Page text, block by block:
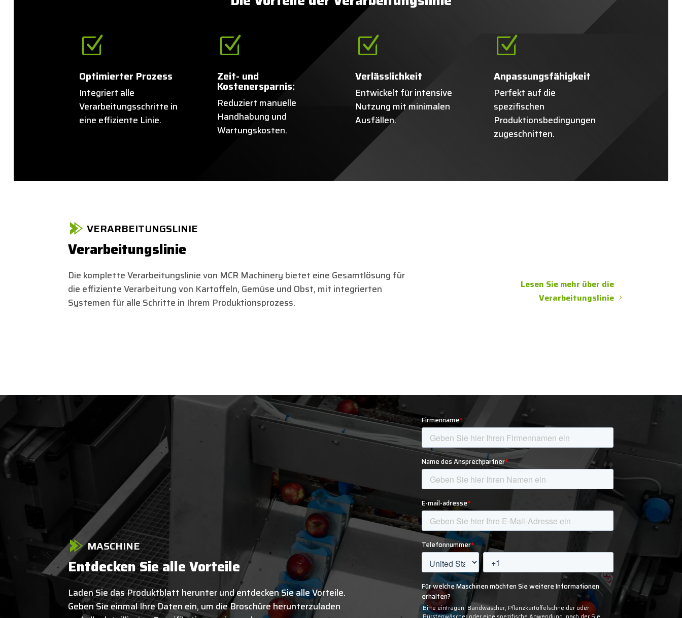
Z
Optimierter Prozess
Integriert alle
Verarbeitungsschritte in
eine effiziente Linie.
Z
Zeit- und
Kostenersparnis:
Reduziert manuelle
Handhabung und
Wartungskosten.
Z
Verlässlichkeit
Entwickelt für intensive
Nutzung mit minimalen
Ausfällen.
Z
Anpassungsfähigkeit
Perfekt auf die
spezifischen
Produktionsbedingungen
zugeschnitten.
VERARBEITUNGSLINIE
Verarbeitungslinie
Die komplette Verarbeitungslinie von MCR Machinery bietet eine Gesamtlösung für
die effiziente Verarbeitung von Kartoffeln, Gemüse und Obst, mit integrierten
Systemen für alle Schritte in Ihrem Produktionsprozess.
Lesen Sie mehr über die
Verarbeitungslinie
MASCHINE
Entdecken Sie alle Vorteile
Laden Sie das Produktblatt herunter und entdecken Sie alle Vorteile.
Geben Sie einmal Ihre Daten ein, um die Broschüre herunterzuladen